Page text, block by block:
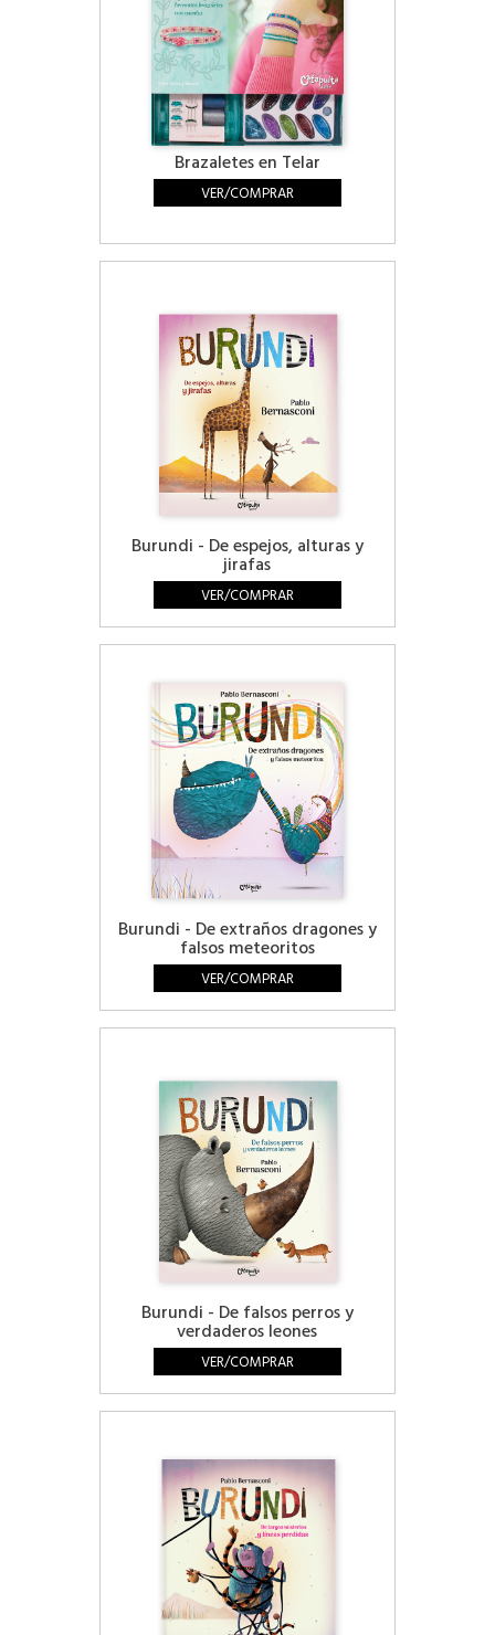
Brazaletes en Telar
VER/COMPRAR
Burundi - De espejos, alturas y
jirafas
VER/COMPRAR
Burundi - De extraños dragones y
falsos meteoritos
VER/COMPRAR
Burundi - De falsos perros y
verdaderos leones
VER/COMPRAR